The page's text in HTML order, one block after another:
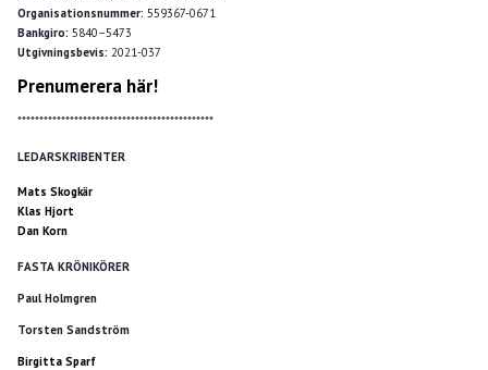
Organisationsnummer: 559367-0671
Bankgiro: 5840–5473
Utgivningsbevis: 2021-037
Prenumerera här!
*********************************************
LEDARSKRIBENTER
Mats Skogkär
Klas Hjort
Dan Korn
FASTA KRÖNIKÖRER
Paul Holmgren
Torsten Sandström
Birgitta Sparf